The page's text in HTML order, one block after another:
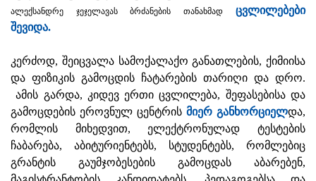
ალექსანდრე ჯეჯელავას ბრძანების თანახმად
ცვლილებები
შევიდა.
კერძოდ, შეიცვალა სამოქალაქო განათლების, ქიმიისა
და ფიზიკის გამოცდის ჩატარების თარიღი და დრო.
ამის გარდა, კიდევ ერთი ცვლილება, შეფასებისა და
გამოცდების ეროვნულ ცენტრის მიერ განხორციელდა,
რომლის მიხედვით, ელექტრონულად ტესტების
ჩაბარება, აბიტურიენტებს, სტუდენტებს, რომლებიც
გრანტის გაუმჯობესების გამოცდას აბარებენ,